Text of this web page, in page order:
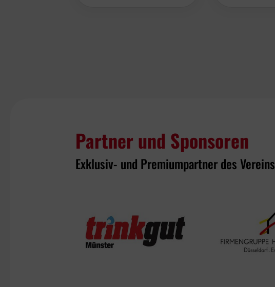
Partner und Sponsoren
Exklusiv- und Premiumpartner des Vereins